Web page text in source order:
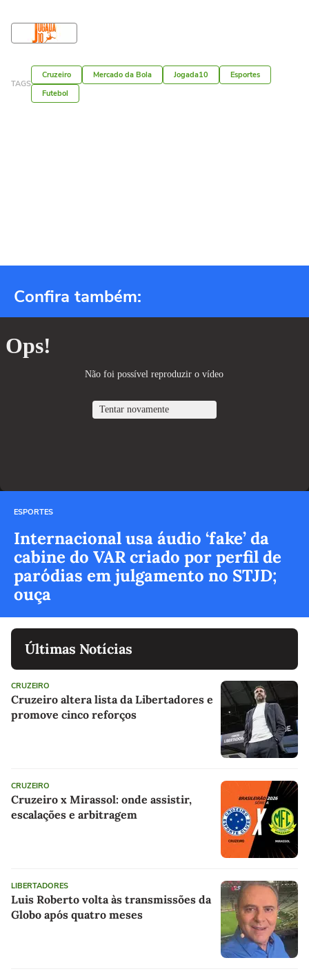
TAGS
Cruzeiro Mercado da Bola Jogada10
Esportes
Futebol
Confira também:
ESPORTES
Internacional usa áudio ‘fake’ da
cabine do VAR criado por perfil de
paródias em julgamento no STJD;
ouça
Últimas Notícias
CRUZEIRO
Cruzeiro altera lista da Libertadores e
promove cinco reforços
CRUZEIRO
Cruzeiro x Mirassol: onde assistir,
escalações e arbitragem
LIBERTADORES
Luis Roberto volta às transmissões da
Globo após quatro meses